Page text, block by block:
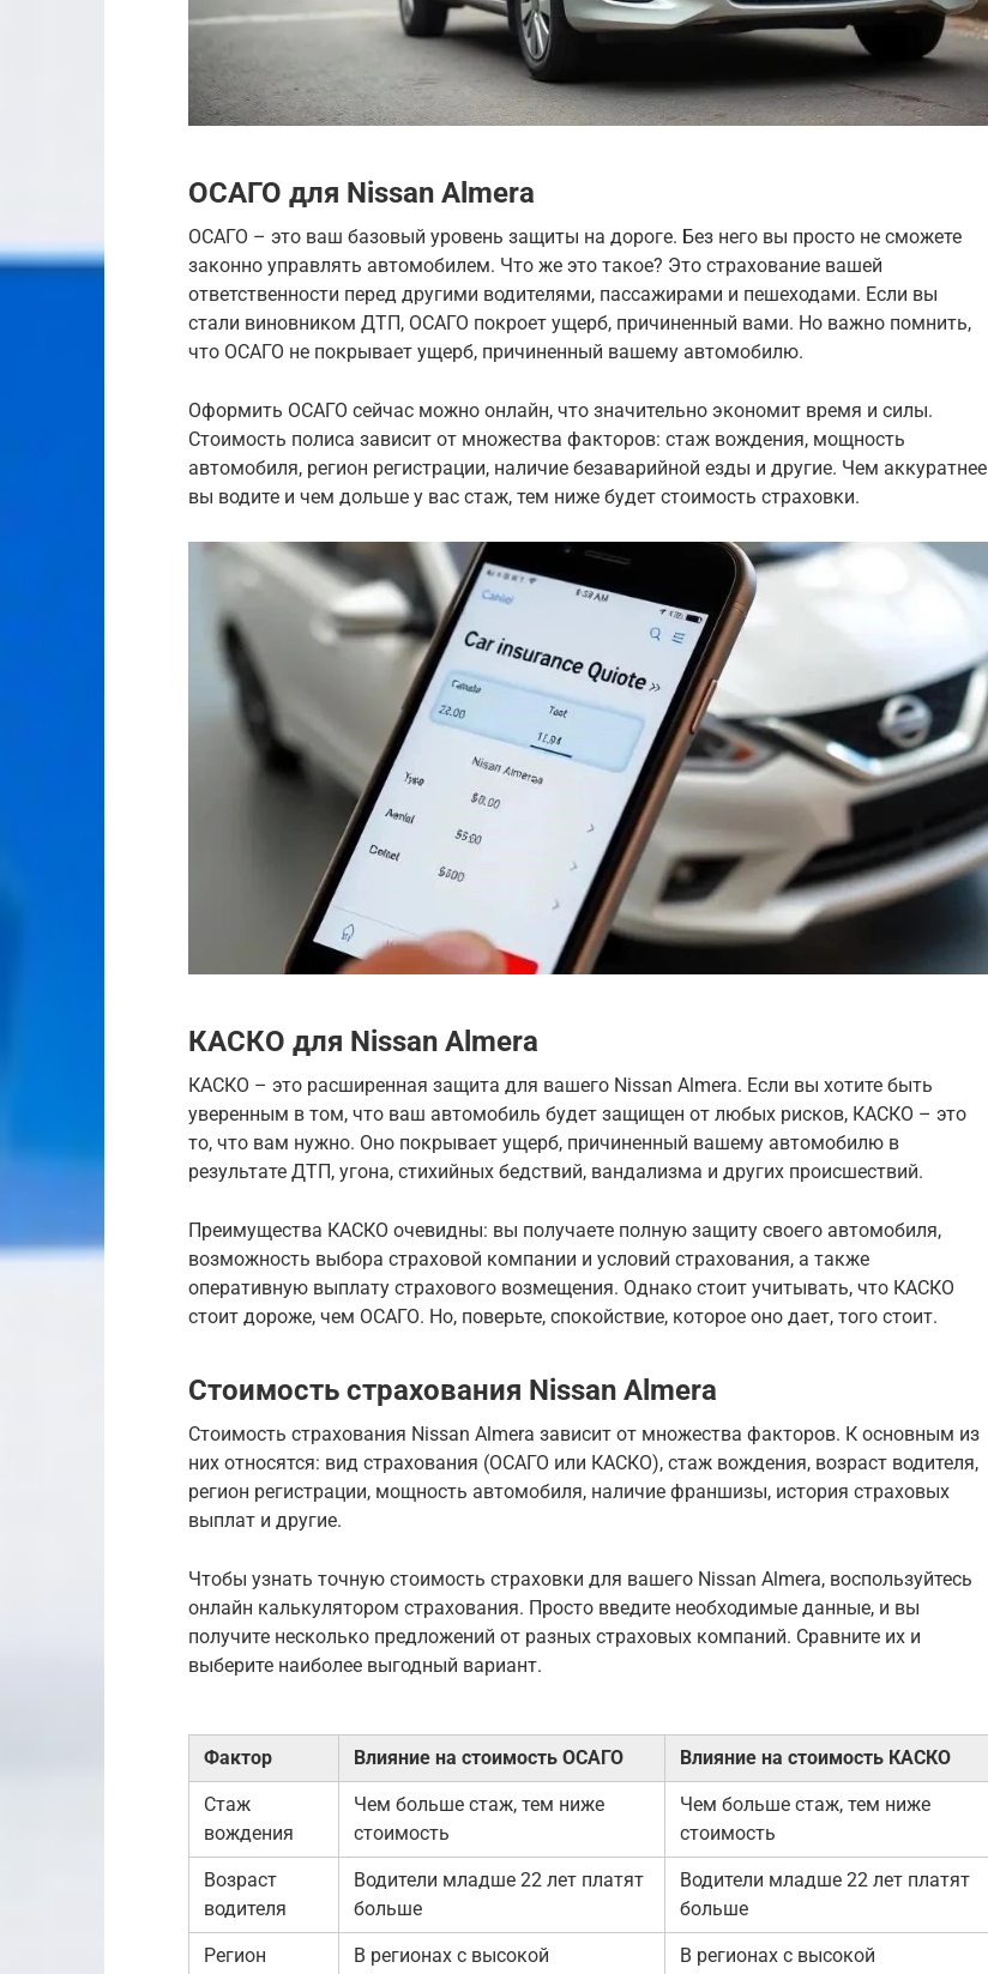
ОСАГО для Nissan Almera
ОСАГО – это ваш базовый уровень защиты на дороге. Без него вы просто не сможете
законно управлять автомобилем. Что же это такое? Это страхование вашей
ответственности перед другими водителями, пассажирами и пешеходами. Если вы
стали виновником ДТП, ОСАГО покроет ущерб, причиненный вами. Но важно помнить,
что ОСАГО не покрывает ущерб, причиненный вашему автомобилю.
Оформить ОСАГО сейчас можно онлайн, что значительно экономит время и силы.
Стоимость полиса зависит от множества факторов: стаж вождения, мощность
автомобиля, регион регистрации, наличие безаварийной езды и другие. Чем аккуратнее
вы водите и чем дольше у вас стаж, тем ниже будет стоимость страховки.
КАСКО для Nissan Almera
КАСКО – это расширенная защита для вашего Nissan Almera. Если вы хотите быть
уверенным в том, что ваш автомобиль будет защищен от любых рисков, КАСКО – это
то, что вам нужно. Оно покрывает ущерб, причиненный вашему автомобилю в
результате ДТП, угона, стихийных бедствий, вандализма и других происшествий.
Преимущества КАСКО очевидны: вы получаете полную защиту своего автомобиля,
возможность выбора страховой компании и условий страхования, а также
оперативную выплату страхового возмещения. Однако стоит учитывать, что КАСКО
стоит дороже, чем ОСАГО. Но, поверьте, спокойствие, которое оно дает, того стоит.
Стоимость страхования Nissan Almera
Стоимость страхования Nissan Almera зависит от множества факторов. К основным из
них относятся: вид страхования (ОСАГО или КАСКО), стаж вождения, возраст водителя,
регион регистрации, мощность автомобиля, наличие франшизы, история страховых
выплат и другие.
Чтобы узнать точную стоимость страховки для вашего Nissan Almera, воспользуйтесь
онлайн калькулятором страхования. Просто введите необходимые данные, и вы
получите несколько предложений от разных страховых компаний. Сравните их и
выберите наиболее выгодный вариант.
Фактор Влияние на стоимость ОСАГО Влияние на стоимость КАСКО
Стаж
вождения
Чем больше стаж, тем ниже
стоимость
Чем больше стаж, тем ниже
стоимость
Возраст
водителя
Водители младше 22 лет платят
больше
Водители младше 22 лет платят
больше
Регион
В регионах с высокой
В регионах с высокой